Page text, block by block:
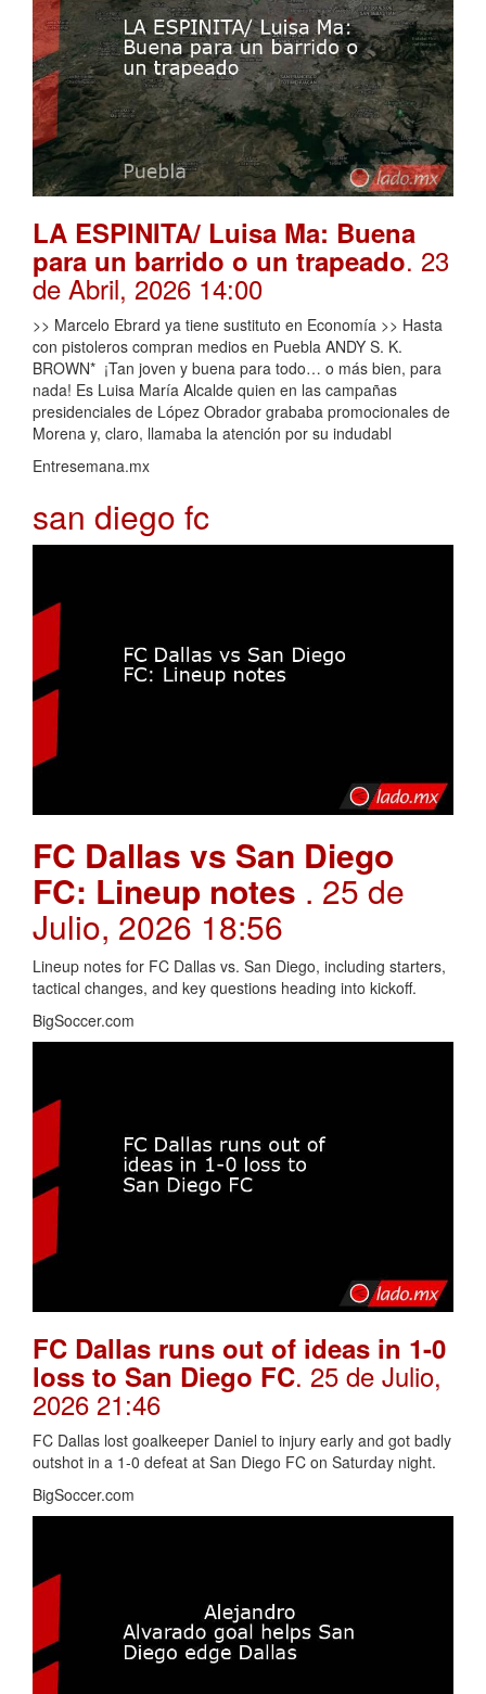
LA ESPINITA/ Luisa Ma: Buena
para un barrido o un trapeado. 23
de Abril, 2026 14:00
>> Marcelo Ebrard ya tiene sustituto en Economía >> Hasta
con pistoleros compran medios en Puebla ANDY S. K.
BROWN* ¡Tan joven y buena para todo… o más bien, para
nada! Es Luisa María Alcalde quien en las campañas
presidenciales de López Obrador grababa promocionales de
Morena y, claro, llamaba la atención por su indudabl
Entresemana.mx
san diego fc
FC Dallas vs San Diego
FC: Lineup notes . 25 de
Julio, 2026 18:56
Lineup notes for FC Dallas vs. San Diego, including starters,
tactical changes, and key questions heading into kickoff.
BigSoccer.com
FC Dallas runs out of ideas in 1-0
loss to San Diego FC. 25 de Julio,
2026 21:46
FC Dallas lost goalkeeper Daniel to injury early and got badly
outshot in a 1-0 defeat at San Diego FC on Saturday night.
BigSoccer.com